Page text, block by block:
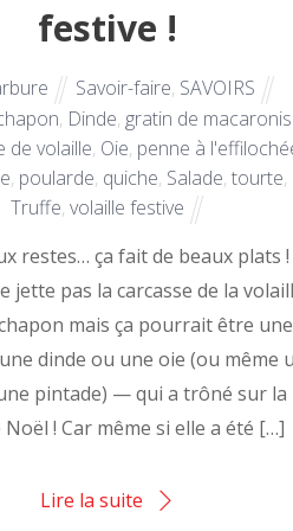
festive !
Savoir-faire, SAVOIRS
, Dinde, gratin de
de volaille, Oie, penne à
, poularde, quiche, Salade, tourte,
Truffe, volaille festive
restes… ça fait de beaux plats !
jette pas la carcasse de la
mais ça pourrait être une
dinde ou une oie (ou même
pintade) — qui a trôné sur la
! Car même si elle a été […]
Lire la suite